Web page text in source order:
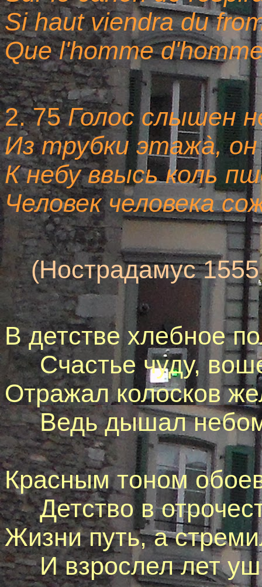
Si haut viendra du
Que l'homme
2. 75Голос слышен
Из трубки этажà,
К небу ввысь коль
Человек человека
(Нострадамус 1555
В детстве хлебное
Счастье чуду,
Отражал колосков
Ведь дышал небом
Красным тоном
Детство в
Жизни путь, а
И взрослел лет